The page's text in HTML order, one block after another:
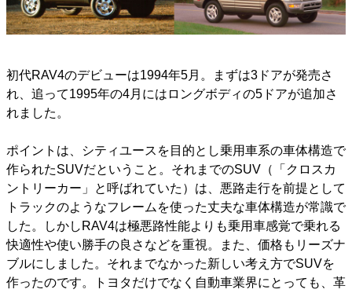
初代RAV4のデビューは1994年5月。まずは3ドアが発売さ
れ、追って1995年の4月にはロングボディの5ドアが追加さ
れました。
ポイントは、シティユースを目的とし乗用車系の車体構造で
作られたSUVだということ。それまでのSUV（「クロスカ
ントリーカー」と呼ばれていた）は、悪路走行を前提として
トラックのようなフレームを使った丈夫な車体構造が常識で
した。しかしRAV4は極悪路性能よりも乗用車感覚で乗れる
快適性や使い勝手の良さなどを重視。また、価格もリーズナ
ブルにしました。それまでなかった新しい考え方でSUVを
作ったのです。トヨタだけでなく自動車業界にとっても、革